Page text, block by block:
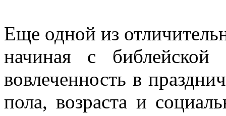
Еще одной из
начиная с
вовлеченность в
пола, возраста и